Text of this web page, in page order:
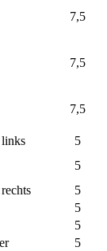
7,5
7,5
7,5
5
5
5
5
5
5